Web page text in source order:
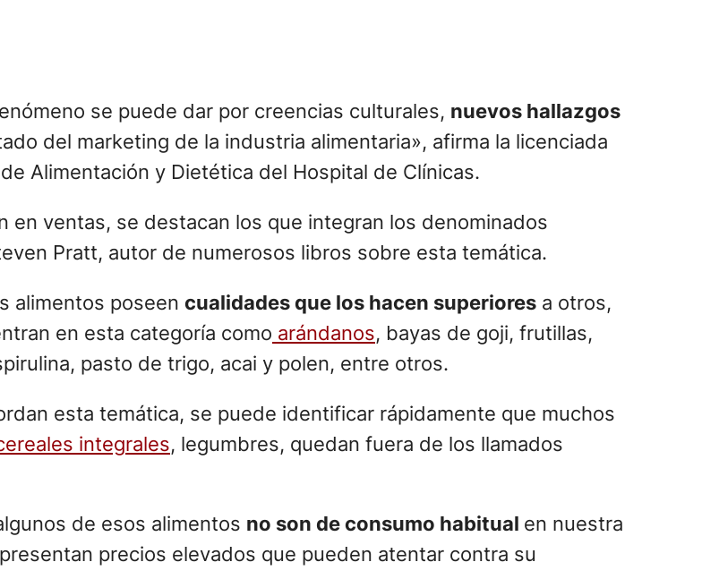
se puede dar por creencias culturales, nuevos hallazgos
del marketing de la industria alimentaria», afirma la licenciada
Alimentación y Dietética del Hospital de Clínicas.
en ventas, se destacan los que integran los denominados
Pratt, autor de numerosos libros sobre esta temática.
alimentos poseen cualidades que los hacen superiores a otros,
en esta categoría como arándanos, bayas de goji, frutillas,
pasto de trigo, acai y polen, entre otros.
esta temática, se puede identificar rápidamente que muchos
integrales, legumbres, quedan fuera de los llamados
de esos alimentos no son de consumo habitual en nuestra
precios elevados que pueden atentar contra su